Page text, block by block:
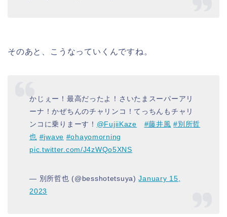
そのあと、こうなっていくんですね。
かじぇー！最高だったよ！さいたまスーパーアリ
ーナ！かぜちんのチャリンコ！てっちんもチャリ
ンコに乗りまーす！ @FujiiKaze #藤井風 #別所哲
也 #jwave #ohayomorning
pic.twitter.com/J4zWQo5XNS
— 別所哲也 (@besshotetsuya)January 15,
2023